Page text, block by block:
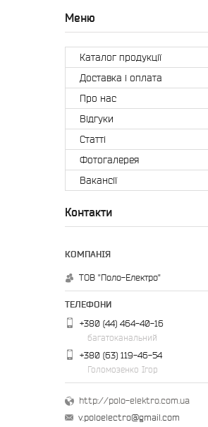
Каталог продукції
Доставка і оплата
Про нас
Відгуки
Статті
Фотогалерея
Вакансії
Контакти
ТОВ "Поло-Електро"
+380 (44) 464-40-16
багатоканальний
+380 (63) 119-46-54
Голомозенко Ігор
http://polo-elektro.com.ua
v.poloelectro@gmail.com